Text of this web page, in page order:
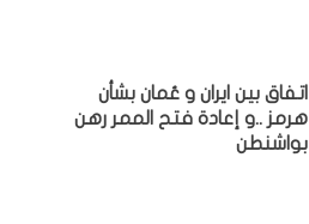
اتفاق بين ايران و عُمان بشأن
هرمز ..و إعادة فتح الممر رهن
بواشنطن